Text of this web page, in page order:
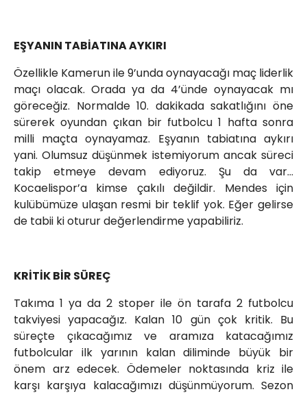
EŞYANIN TABİATINA AYKIRI
Özellikle Kamerun ile 9’unda oynayacağı maç liderlik
maçı olacak. Orada ya da 4’ünde oynayacak mı
göreceğiz. Normalde 10. dakikada sakatlığını öne
sürerek oyundan çıkan bir futbolcu 1 hafta sonra
milli maçta oynayamaz. Eşyanın tabiatına aykırı
yani. Olumsuz düşünmek istemiyorum ancak süreci
takip etmeye devam ediyoruz. Şu da var…
Kocaelispor’a kimse çakılı değildir. Mendes için
kulübümüze ulaşan resmi bir teklif yok. Eğer gelirse
de tabii ki oturur değerlendirme yapabiliriz.
KRİTİK BİR SÜREÇ
Takıma 1 ya da 2 stoper ile ön tarafa 2 futbolcu
takviyesi yapacağız. Kalan 10 gün çok kritik. Bu
süreçte çıkacağımız ve aramıza katacağımız
futbolcular ilk yarının kalan diliminde büyük bir
önem arz edecek. Ödemeler noktasında kriz ile
karşı karşıya kalacağımızı düşünmüyorum. Sezon